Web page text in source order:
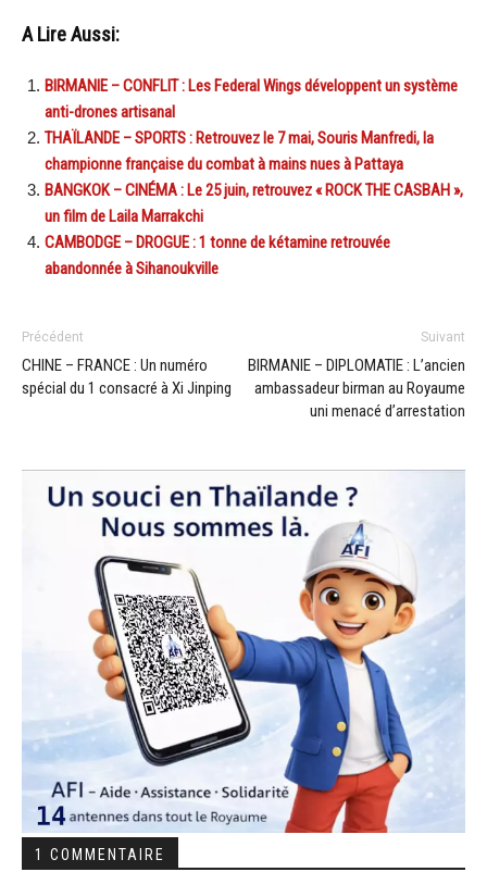
A Lire Aussi:
BIRMANIE – CONFLIT : Les Federal Wings développent un système
anti-drones artisanal
THAÏLANDE – SPORTS : Retrouvez le 7 mai, Souris Manfredi, la
championne française du combat à mains nues à Pattaya
BANGKOK – CINÉMA : Le 25 juin, retrouvez « ROCK THE CASBAH »,
un film de Laila Marrakchi
CAMBODGE – DROGUE : 1 tonne de kétamine retrouvée
abandonnée à Sihanoukville
Précédent
CHINE – FRANCE : Un numéro
spécial du 1 consacré à Xi Jinping
Suivant
BIRMANIE – DIPLOMATIE : L’ancien
ambassadeur birman au Royaume
uni menacé d’arrestation
1 COMMENTAIRE